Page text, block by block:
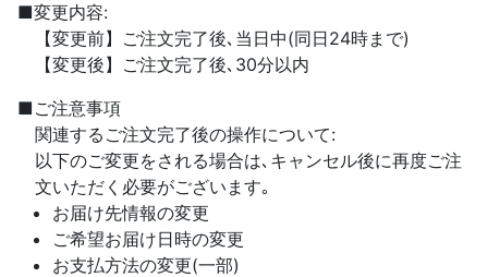
■変更内容:
【変更前】ご注文完了後､当日中(同日24時まで)
【変更後】ご注文完了後､30分以内
■ご注意事項
関連するご注文完了後の操作について:
以下のご変更をされる場合は､キャンセル後に再度ご注
文いただく必要がございます｡
お届け先情報の変更
ご希望お届け日時の変更
お支払方法の変更(一部)